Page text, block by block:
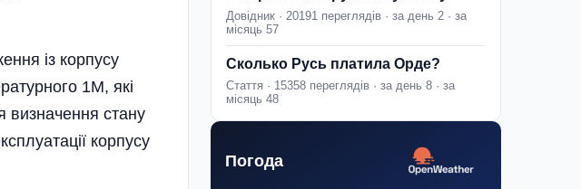
із корпусу
1М, які
визначення стану
корпусу
Довідник · 20191 переглядів · за день 2 · за
місяць 57
Сколько Русь платила Орде?
Стаття · 15358 переглядів · за день 8 · за
місяць 48
Погода